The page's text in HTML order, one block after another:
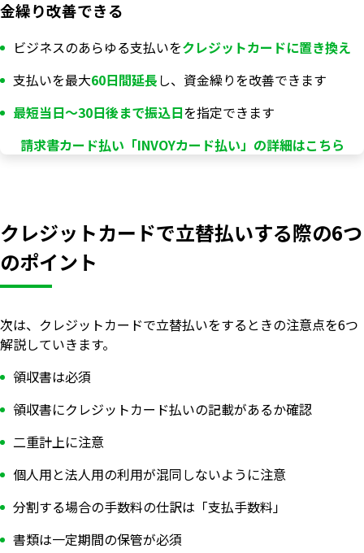
金繰り改善できる
ビジネスのあらゆる支払いをクレジットカードに置き換え
支払いを最大60日間延長し、資金繰りを改善できます
最短当日〜30日後まで振込日を指定できます
請求書カード払い「INVOYカード払い」の詳細はこちら
クレジットカードで立替払いする際の6つ
のポイント
次は、クレジットカードで立替払いをするときの注意点を6つ
解説していきます。
領収書は必須
領収書にクレジットカード払いの記載があるか確認
二重計上に注意
個人用と法人用の利用が混同しないように注意
分割する場合の手数料の仕訳は「支払手数料」
書類は一定期間の保管が必須